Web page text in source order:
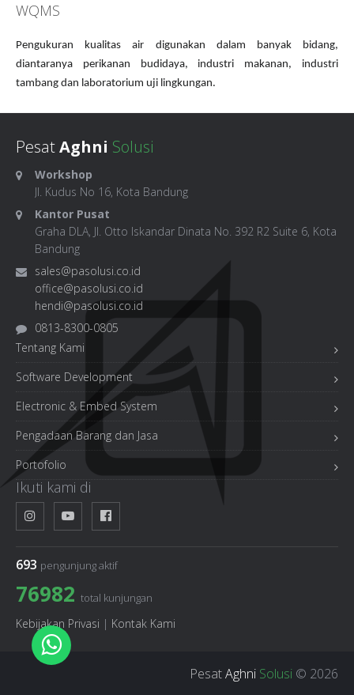
WQMS
Pengukuran kualitas air digunakan dalam banyak bidang,
diantaranya perikanan budidaya, industri makanan, industri
tambang dan laboratorium uji lingkungan.
PesatAghni Solusi
Workshop
Jl. Kudus No 16, Kota Bandung
Kantor Pusat
Graha DLA, Jl. Otto Iskandar Dinata No. 392 R2 Suite 6, Kota
Bandung
sales@pasolusi.co.id
office@pasolusi.co.id
hendi@pasolusi.co.id
0813-8300-0805
Tentang Kami
Software Development
Electronic & Embed System
Pengadaan Barang dan Jasa
Portofolio
Ikuti kami di
693 pengunjung aktif
76982 total kunjungan
Kebijakan Privasi | Kontak Kami
PesatAghni Solusi © 2026